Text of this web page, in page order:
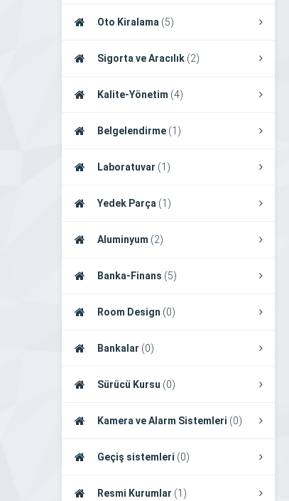
Oto Kiralama (5)
Sigorta ve Aracılık (2)
Kalite-Yönetim (4)
Belgelendirme (1)
Laboratuvar (1)
Yedek Parça (1)
Aluminyum (2)
Banka-Finans (5)
Room Design (0)
Bankalar (0)
Sürücü Kursu (0)
Kamera ve Alarm Sistemleri (0)
Geçiş sistemleri (0)
Resmi Kurumlar (1)